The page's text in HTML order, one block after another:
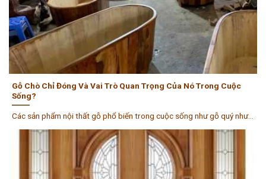
Gỗ Chò Chỉ Đóng Và Vai Trò Quan Trọng Của Nó Trong Cuộc
Sống?
Các sản phẩm nội thất gỗ phổ biến trong cuộc sống như gỗ quý như...